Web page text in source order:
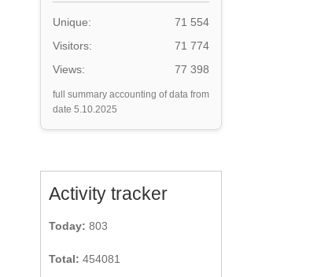
Unique:
71 554
Visitors:
71 774
Views:
77 398
full summary accounting of data from
date 5.10.2025
Activity tracker
Today: 803
Total: 454081